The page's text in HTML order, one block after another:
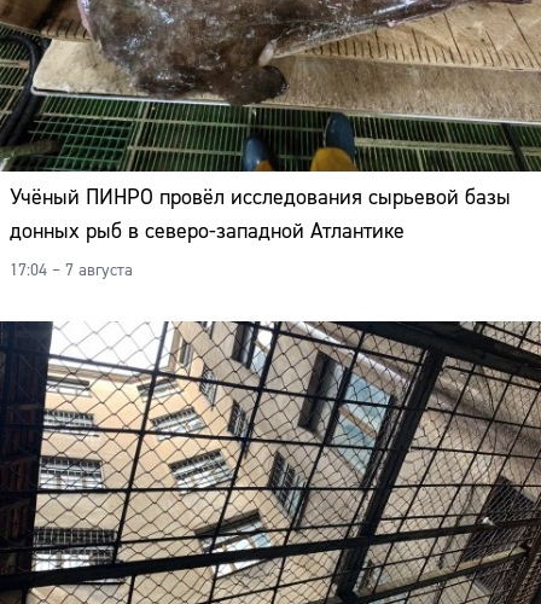
Учёный ПИНРО провёл исследования сырьевой базы
донных рыб в северо-западной Атлантике
17:04 – 7 августа